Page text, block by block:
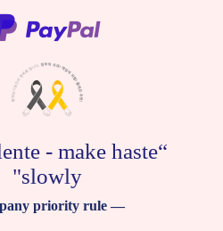
- make haste
slowly"
— Company priority rule